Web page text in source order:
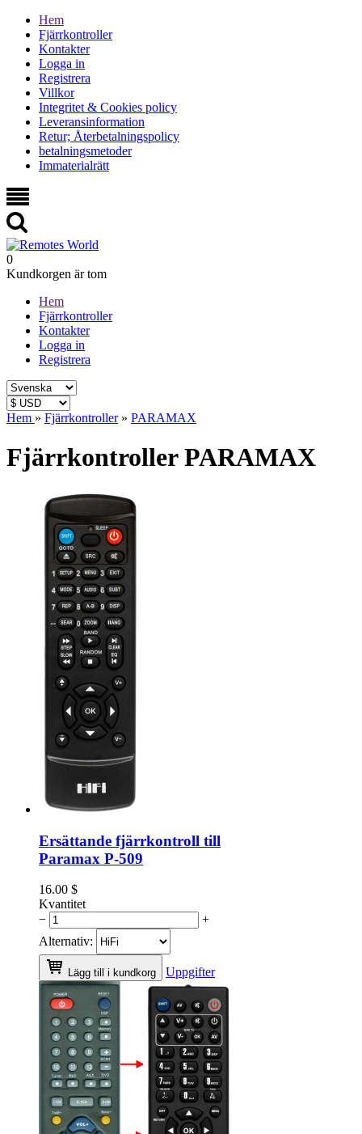
Hem
Fjärrkontroller
Kontakter
Logga in
Registrera
Villkor
Integritet & Cookies policy
Leveransinformation
Retur; Återbetalningspolicy
betalningsmetoder
Immaterialrätt
0
Kundkorgen är tom
Hem
Fjärrkontroller
Kontakter
Logga in
Registrera
Hem » Fjärrkontroller » PARAMAX
Fjärrkontroller PARAMAX
Ersättande fjärrkontroll till
Paramax P-509
16.00 $
Kvantitet
−
+
Alternativ:
Lägg till i kundkorg Uppgifter